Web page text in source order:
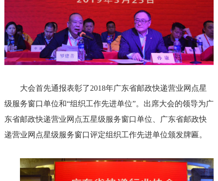
大会首先通报表彰了2018年广东省邮政快递营业网点星
级服务窗口单位和“组织工作先进单位”。出席大会的领导为广
东省邮政快递营业网点五星级服务窗口单位、广东省邮政快
递营业网点星级服务窗口评定组织工作先进单位颁发牌匾。